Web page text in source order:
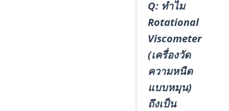
Q: ทำไม
Rotational
Viscometer
(เครื่องวัด
ความหนืด
แบบหมุน)
ถึงเป็น